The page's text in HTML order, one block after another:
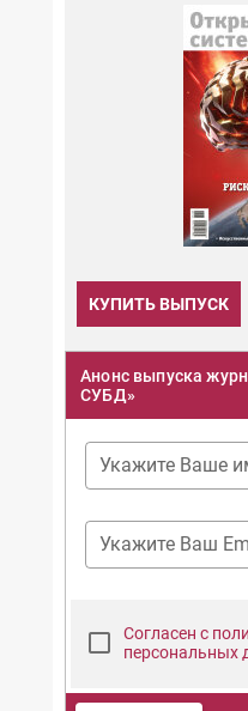
КУПИТЬ ВЫПУСК
Анонс выпуска
СУБД»
Укажите Ваше
Укажите Ваш
Согласен с
персональных